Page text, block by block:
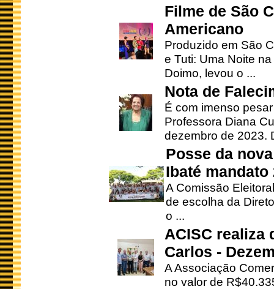
Filme de São
Americano
Produzido em São
e Tuti: Uma Noite
Doimo, levou o ...
Nota de
É com imenso
Professora Diana
dezembro de 2023.
Posse da
Ibaté mandato
A Comissão
de escolha da
o ...
ACISC realiza
Carlos -
A Associação
no valor de